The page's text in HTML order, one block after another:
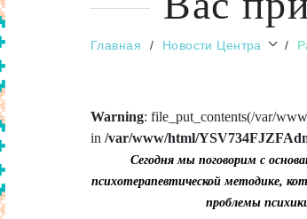
Главная Новости Центра
Warning: file_put_contents(/var/
in /var/www/html/
Сегодня мы поговорим с
психотерапевтической методике,
проблемы